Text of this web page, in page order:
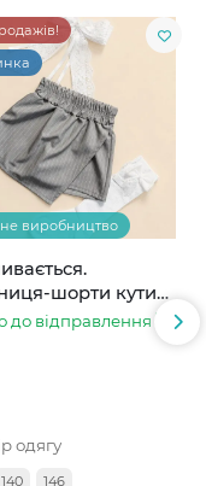
виробництво
шорти кутик
смужку
до відправлення
одягу
140 146